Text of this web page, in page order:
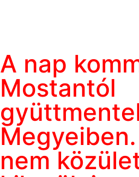
A nap
Mostantól
nem